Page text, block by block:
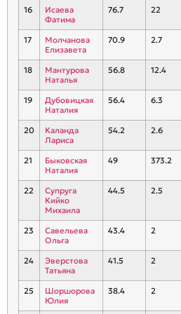
16
Исаева
Фатима
76.7 22
17
Молчанова
Елизавета
70.9 2.7
18
Мантурова
Наталья
56.8 12.4
19
Дубовицкая
Наталия
56.4 6.3
20
Каланда
Лариса
54.2 2.6
21
Быковская
Наталия
49 373.2
22
Супруга
Кийко
Михаила
44.5 2.5
23
Савельева
Ольга
43.4 2
24
Эверстова
Татьяна
41.5 2
25
Шоршорова
Юлия
38.4 2